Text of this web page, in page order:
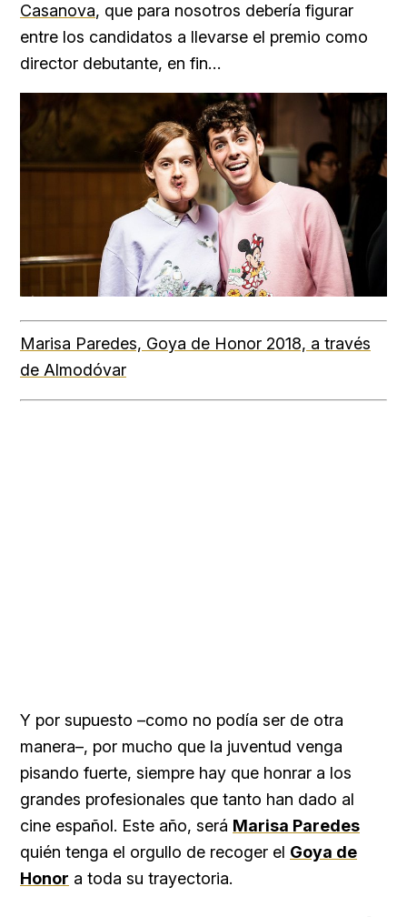
Casanova, que para nosotros debería figurar
entre los candidatos a llevarse el premio como
director debutante, en fin…
Marisa Paredes, Goya de Honor 2018, a través
de Almodóvar
Y por supuesto –como no podía ser de otra
manera–, por mucho que la juventud venga
pisando fuerte, siempre hay que honrar a los
grandes profesionales que tanto han dado al
cine español. Este año, será Marisa Paredes
quién tenga el orgullo de recoger el Goya de
Honor a toda su trayectoria.